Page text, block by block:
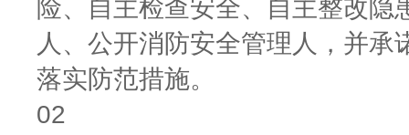
险、自主检查安全、自主整改隐
人、公开消防安全管理人，并
落实防范措施。
02